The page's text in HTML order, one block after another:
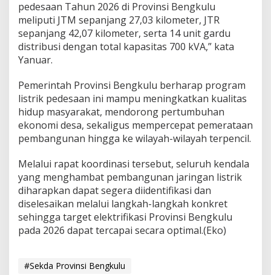
pedesaan Tahun 2026 di Provinsi Bengkulu
meliputi JTM sepanjang 27,03 kilometer, JTR
sepanjang 42,07 kilometer, serta 14 unit gardu
distribusi dengan total kapasitas 700 kVA,” kata
Yanuar.
Pemerintah Provinsi Bengkulu berharap program
listrik pedesaan ini mampu meningkatkan kualitas
hidup masyarakat, mendorong pertumbuhan
ekonomi desa, sekaligus mempercepat pemerataan
pembangunan hingga ke wilayah-wilayah terpencil.
Melalui rapat koordinasi tersebut, seluruh kendala
yang menghambat pembangunan jaringan listrik
diharapkan dapat segera diidentifikasi dan
diselesaikan melalui langkah-langkah konkret
sehingga target elektrifikasi Provinsi Bengkulu
pada 2026 dapat tercapai secara optimal.(Eko)
#Sekda Provinsi Bengkulu